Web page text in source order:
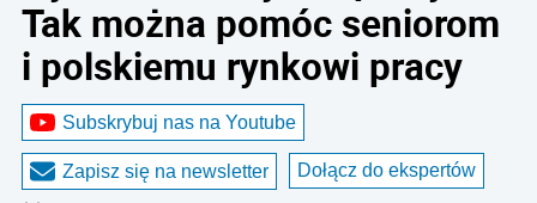
Tak można pomóc seniorom
i polskiemu rynkowi pracy
Subskrybuj nas na Youtube
Zapisz się na newsletter Dołącz do ekspertów